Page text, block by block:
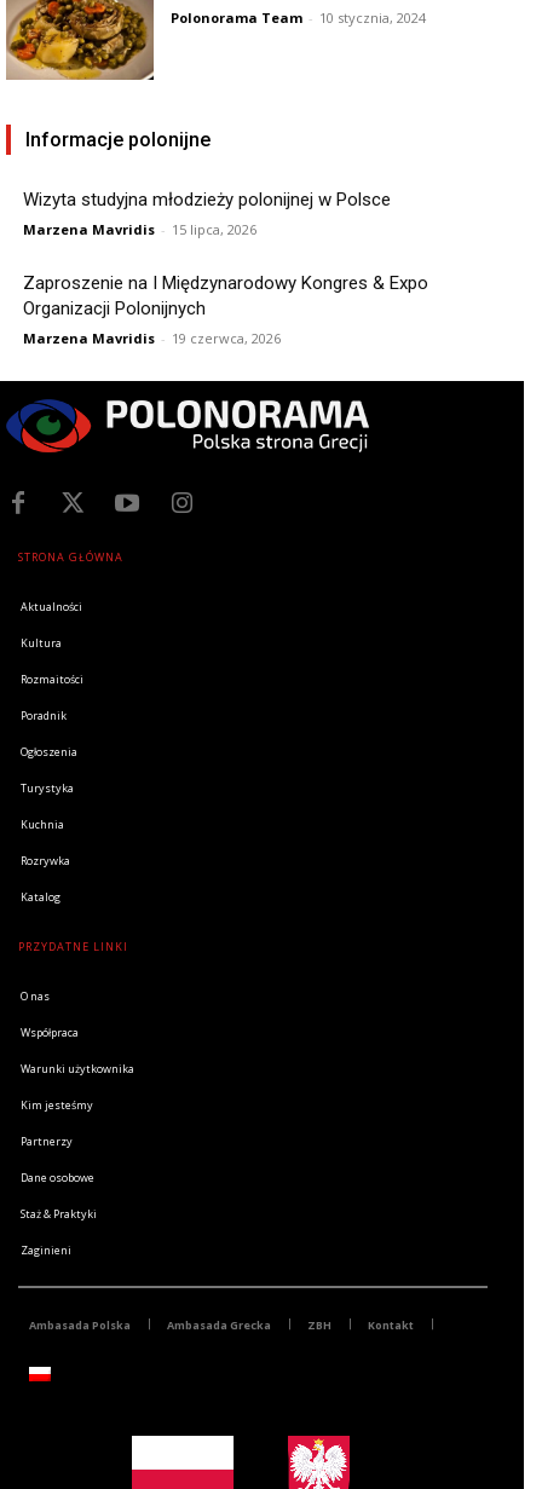
Polonorama Team - 10 stycznia, 2024
Informacje polonijne
Wizyta studyjna młodzieży polonijnej w Polsce
Marzena Mavridis - 15 lipca, 2026
Zaproszenie na I Międzynarodowy Kongres & Expo
Organizacji Polonijnych
Marzena Mavridis - 19 czerwca, 2026
STRONA GŁÓWNA
Aktualności
Kultura
Rozmaitości
Poradnik
Ogłoszenia
Turystyka
Kuchnia
Rozrywka
Katalog
PRZYDATNE LINKI
O nas
Współpraca
Warunki użytkownika
Kim jesteśmy
Partnerzy
Dane osobowe
Staż & Praktyki
Zaginieni
Ambasada Polska Ambasada Grecka ZBH Kontakt